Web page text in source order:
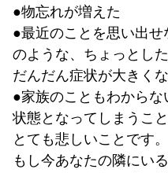
●物忘れが増えた
●最近のことを思い出せ
のような、ちょっとし
だんだん症状が大きくな
●家族のこともわからな
状態となってしまうこ
とても悲しいことです。
もし今あなたの隣にい